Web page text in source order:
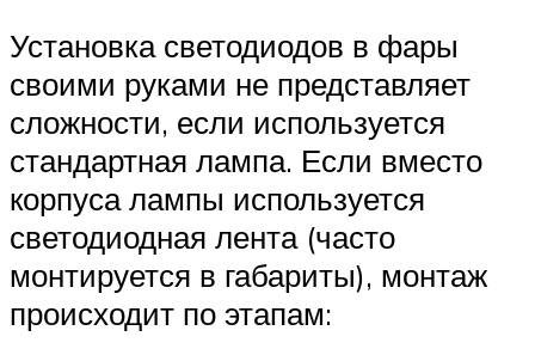
Установка светодиодов в фары
своими руками не представляет
сложности, если используется
стандартная лампа. Если вместо
корпуса лампы используется
светодиодная лента (часто
монтируется в габариты), монтаж
происходит по этапам: